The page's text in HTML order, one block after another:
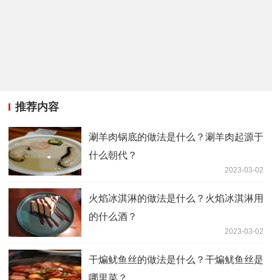
推荐内容
涮羊肉锅底的做法是什么？涮羊肉起源于
什么朝代？
2023-03-02
火焰冰淇淋的做法是什么？火焰冰淇淋用
的什么酒？
2023-03-02
干煸鱿鱼丝的做法是什么？干煸鱿鱼丝是
哪里菜？